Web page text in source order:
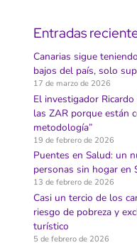
Entradas
Canarias sigue
bajos del país, solo
17 de marzo de 2026
El investigador
las ZAR porque están
metodología”
19 de febrero de 2026
Puentes en Salud: un
personas sin hogar en
13 de febrero de 2026
Casi un tercio de los
riesgo de pobreza y
turístico
5 de febrero de 2026